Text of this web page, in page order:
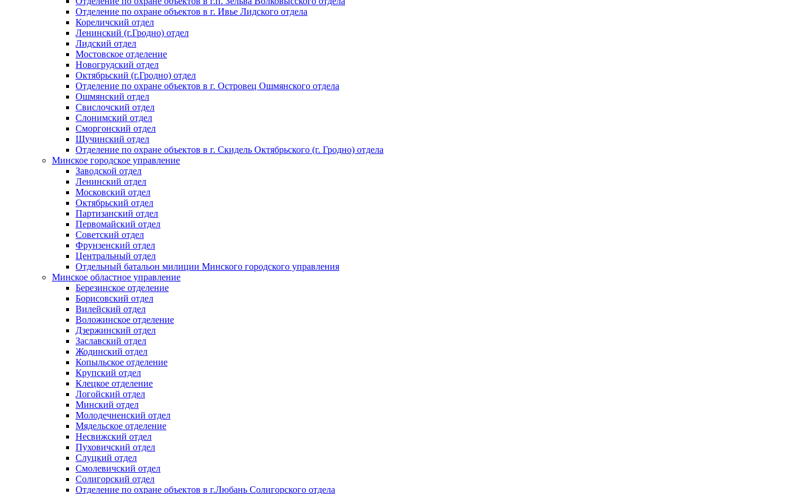
Отделение по охране объектов в г. Ивье Лидского отдела
Кореличский отдел
Ленинский (г.Гродно) отдел
Лидский отдел
Мостовское отделение
Новогрудский отдел
Октябрьский (г.Гродно) отдел
Отделение по охране объектов в г. Островец Ошмянского отдела
Ошмянский отдел
Свислочский отдел
Слонимский отдел
Сморгонский отдел
Щучинский отдел
Отделение по охране объектов в г. Скидель Октябрьского (г. Гродно) отдела
Минское городское управление
Заводской отдел
Ленинский отдел
Московский отдел
Октябрьский отдел
Партизанский отдел
Первомайский отдел
Советский отдел
Фрунзенский отдел
Центральный отдел
Отдельный батальон милиции Минского городского управления
Минское областное управление
Березинское отделение
Борисовский отдел
Вилейский отдел
Воложинское отделение
Дзержинский отдел
Заславский отдел
Жодинский отдел
Копыльское отделение
Крупский отдел
Клецкое отделение
Логойский отдел
Минский отдел
Молодечненский отдел
Мядельское отделение
Несвижский отдел
Пуховичский отдел
Слуцкий отдел
Смолевичский отдел
Солигорский отдел
Отделение по охране объектов в г.Любань Солигорского отдела